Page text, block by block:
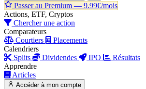
Passer au Premium — 9.99€/mois
Actions, ETF, Cryptos
Chercher une action
Comparateurs
Courtiers
Placements
Calendriers
Splits
Dividendes IPO
Résultats
Apprendre
Articles
Accéder à mon compte